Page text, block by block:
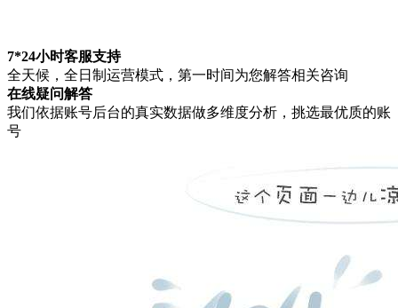
7*24小时客服支持
全天候，全日制运营模式，第一时间为您解答相关咨询
在线疑问解答
我们依据账号后台的真实数据做多维度分析，挑选最优质的账
号